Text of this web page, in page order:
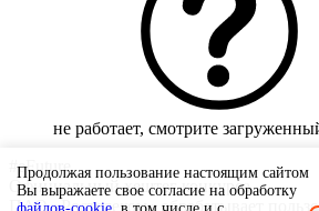
не работает, смотрите
#eFuture
Официальный хештег конкурса
ПАО «Ростелеком» обрабатывает
Продолжая пользование настоящим сайтом
Вы выражаете свое согласие на обработку